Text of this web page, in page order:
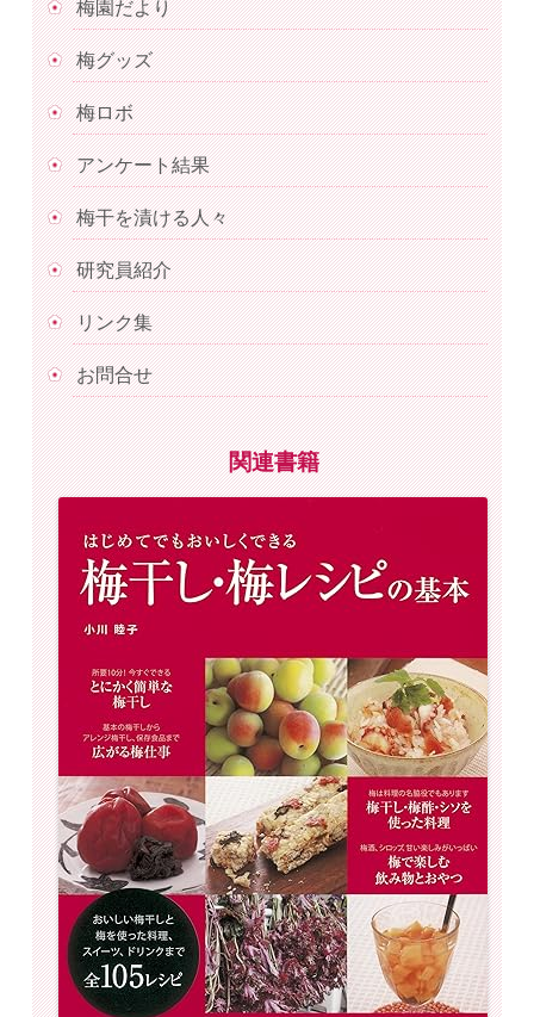
梅園だより
梅グッズ
梅ロボ
アンケート結果
梅干を漬ける人々
研究員紹介
リンク集
お問合せ
関連書籍